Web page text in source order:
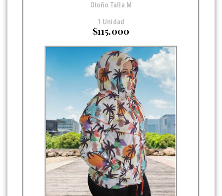
Otoño Talla M
1 Unidad
$115.000